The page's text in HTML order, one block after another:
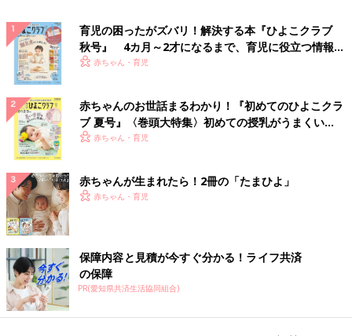
育児の困ったがズバリ！解決する本『ひよこクラブ
秋号』 4カ月～2才になるまで、育児に役立つ情報が
いっぱい！
赤ちゃん・育児
赤ちゃんのお世話まるわかり！『初めてのひよこクラ
ブ 夏号』〈巻頭大特集〉初めての授乳がうまくい
く！ おっぱい・ミルクの基本と夏のトラブル 解決テ
赤ちゃん・育児
赤ちゃんが生まれたら！2冊の「たまひよ」
赤ちゃん・育児
保障内容と見積が今すぐ分かる！ライフ共済
の保障
PR(愛知県共済生活協同組合)